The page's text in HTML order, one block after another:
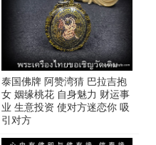
泰国佛牌 阿赞湾猜 巴拉吉抱
女 姻缘桃花 自身魅力 财运事
业 生意投资 使对方迷恋你 吸
引对方